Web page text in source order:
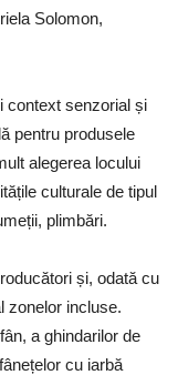
Solomon,
context senzorial și
pentru produsele
alegerea locului
culturale de tipul
plimbări.
și, odată cu
zonelor incluse.
a ghindarilor de
cu iarbă